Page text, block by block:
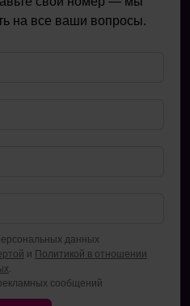
на все ваши вопросы.
данных
и Политикой в отношении
.
сообщений